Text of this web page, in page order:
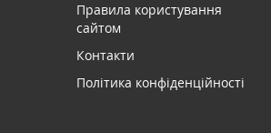
Правила користування
сайтом
Контакти
Політика конфіденційності